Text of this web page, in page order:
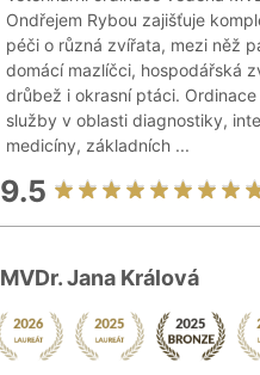
Ondřejem Rybou zajišťuje
péči o různá zvířata, mezi něž
domácí mazlíčci, hospodářská
drůbež i okrasní ptáci.
služby v oblasti diagnostiky,
medicíny, základních ...
9.5
MVDr. Jana Králová